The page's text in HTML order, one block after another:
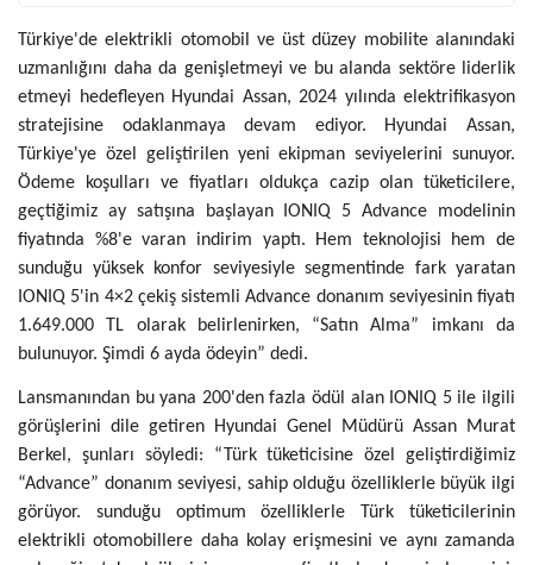
Türkiye'de elektrikli otomobil ve üst düzey mobilite alanındaki
uzmanlığını daha da genişletmeyi ve bu alanda sektöre liderlik
etmeyi hedefleyen Hyundai Assan, 2024 yılında elektrifikasyon
stratejisine odaklanmaya devam ediyor. Hyundai Assan,
Türkiye'ye özel geliştirilen yeni ekipman seviyelerini sunuyor.
Ödeme koşulları ve fiyatları oldukça cazip olan tüketicilere,
geçtiğimiz ay satışına başlayan IONIQ 5 Advance modelinin
fiyatında %8'e varan indirim yaptı. Hem teknolojisi hem de
sunduğu yüksek konfor seviyesiyle segmentinde fark yaratan
IONIQ 5'in 4×2 çekiş sistemli Advance donanım seviyesinin fiyatı
1.649.000 TL olarak belirlenirken, “Satın Alma” imkanı da
bulunuyor. Şimdi 6 ayda ödeyin” dedi.
Lansmanından bu yana 200'den fazla ödül alan IONIQ 5 ile ilgili
görüşlerini dile getiren Hyundai Genel Müdürü Assan Murat
Berkel, şunları söyledi: “Türk tüketicisine özel geliştirdiğimiz
“Advance” donanım seviyesi, sahip olduğu özelliklerle büyük ilgi
görüyor. sunduğu optimum özelliklerle Türk tüketicilerinin
elektrikli otomobillere daha kolay erişmesini ve aynı zamanda